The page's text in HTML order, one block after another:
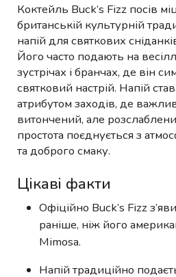
Коктейль Buck’s Fizz посів
британській культурній
напій для святкових
Його часто подають на
зустрічах і бранчах, де він
святковий настрій. Напій
атрибутом заходів, де
витончений, але
простота поєднується з
та доброго смаку.
Цікаві факти
Офіційно Buck’s Fizz
раніше, ніж його
Mimosa.
Напій традиційно